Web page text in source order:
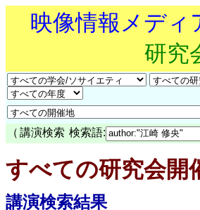
映像情報メディ
研究
（ 講演検索 検索語:
すべての研究会開
講演検索結果